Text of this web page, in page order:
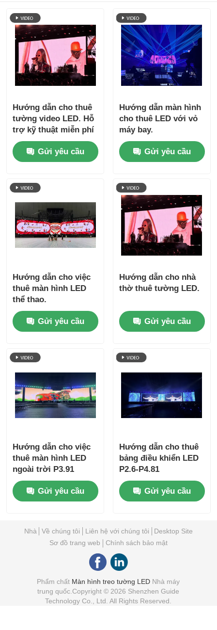
Hướng dẫn cho thuê
tường video LED. Hỗ
trợ kỹ thuật miễn phí
& vận chuyển toàn
cầu
Gửi yêu cầu
Hướng dẫn màn hình
cho thuê LED với vỏ
máy bay.
Gửi yêu cầu
Hướng dẫn cho việc
thuê màn hình LED
thể thao.
Gửi yêu cầu
Hướng dẫn cho nhà
thờ thuê tường LED.
Gửi yêu cầu
Hướng dẫn cho việc
thuê màn hình LED
ngoài trời P3.91
Gửi yêu cầu
Hướng dẫn cho thuê
bảng điều khiển LED
P2.6-P4.81
Gửi yêu cầu
Nhà Về chúng tôi Liên hệ với chúng tôi
Desktop Site
Sơ đồ trang web
Chính sách bảo mật
Phẩm chất Màn hình treo tường LED Nhà máy
trung quốc.Copyright © 2026 Shenzhen Guide
Technology Co., Ltd. All Rights Reserved.